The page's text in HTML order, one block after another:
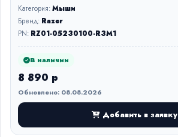
Категория:Мыши
Бренд: Razer
PN: RZ01-05230100-R3M1
В наличии
8 890 р
Обновлено: 08.08.2026
Добавить в заявку